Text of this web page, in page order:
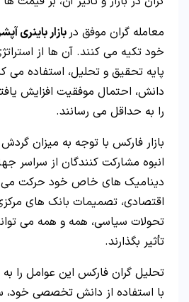
معامله گران موفق دربازار باینری
خود تکیه می کنند. آن ها از
پایه تحقیق و تحلیل، استفاده می
دانش، احتمال موفقیت افزایش
را به حداقل می رسانند.
بازار فارکس با توجه به میزان
انبوه مشارکت کنندگان از سراسر
دینامیک های خاص خود حرکت می
اقتصادی، تصمیمات بانک های
تحولات سیاسی، همه و همه می
تأثیر بگذارند.
تحلیل گران فارکس این عوامل را
با استفاده از دانش تخصصی